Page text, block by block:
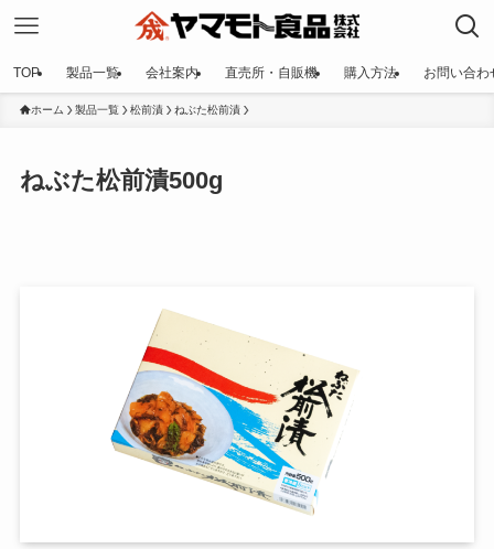
TOP 製品一覧 会社案内 直売所・自販機 購入方法 お問い合わ
ホーム 製品一覧 松前漬 ねぶた松前漬
ねぶた松前漬500g